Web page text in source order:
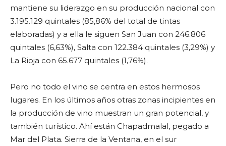
mantiene su liderazgo en su producción nacional con
3.195.129 quintales (85,86% del total de tintas
elaboradas) y a ella le siguen San Juan con 246.806
quintales (6,63%), Salta con 122.384 quintales (3,29%) y
La Rioja con 65.677 quintales (1,76%).
Pero no todo el vino se centra en estos hermosos
lugares. En los últimos años otras zonas incipientes en
la producción de vino muestran un gran potencial, y
también turístico. Ahí están Chapadmalal, pegado a
Mar del Plata. Sierra de la Ventana, en el sur